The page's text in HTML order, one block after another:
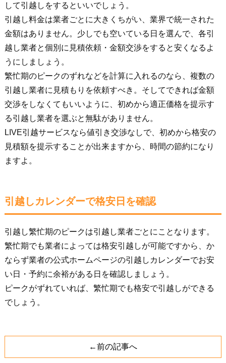
して引越しをするといいでしょう。
引越し料金は業者ごとに大きくちがい、業界で統一された
金額はありません。少しでも空いている日を選んで、各引
越し業者と個別に見積依頼・金額交渉をすると安くなるよ
うにしましょう。
繁忙期のピークのずれなどを計算に入れるのなら、複数の
引越し業者に見積もりを依頼すべき。そしてできれば金額
交渉をしなくてもいいように、初めから適正価格を提示す
る引越し業者を選ぶと無駄がありません。
LIVE引越サービスなら値引き交渉なしで、初めから格安の
見積額を提示することが出来ますから、時間の節約になり
ますよ。
引越しカレンダーで格安日を確認
引越し繁忙期のピークは引越し業者ごとにことなります。
繁忙期でも業者によっては格安引越しが可能ですから、か
ならず業者の公式ホームページの引越しカレンダーでお安
い日・予約に余裕がある日を確認しましょう。
ピークがずれていれば、繁忙期でも格安で引越しができる
でしょう。
←前の記事へ